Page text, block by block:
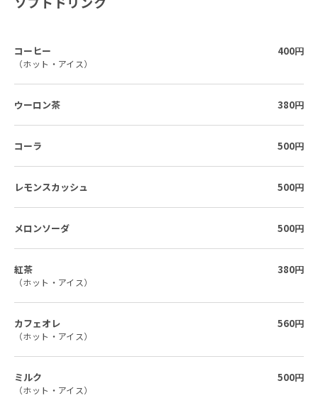
コーヒー
（ホット・アイス）
400円
ウーロン茶 380円
コーラ 500円
レモンスカッシュ 500円
メロンソーダ 500円
紅茶
（ホット・アイス）
380円
カフェオレ
（ホット・アイス）
560円
ミルク
（ホット・アイス）
500円